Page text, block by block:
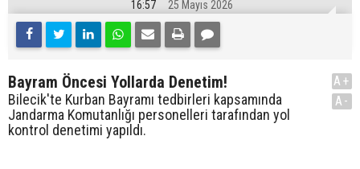
16:57 25 Mayıs 2026
Bayram Öncesi Yollarda Denetim!
Bilecik'te Kurban Bayramı tedbirleri kapsamında
Jandarma Komutanlığı personelleri tarafından yol
kontrol denetimi yapıldı.
A+
A-